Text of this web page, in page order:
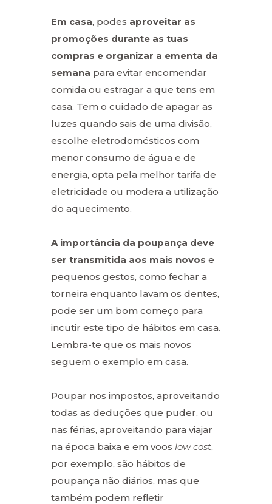
Em casa, podes aproveitar as
promoções durante as tuas
compras e organizar a ementa da
semana para evitar encomendar
comida ou estragar a que tens em
casa. Tem o cuidado de apagar as
luzes quando sais de uma divisão,
escolhe eletrodomésticos com
menor consumo de água e de
energia, opta pela melhor tarifa de
eletricidade ou modera a utilização
do aquecimento.
A importância da poupança deve
ser transmitida aos mais novos e
pequenos gestos, como fechar a
torneira enquanto lavam os dentes,
pode ser um bom começo para
incutir este tipo de hábitos em casa.
Lembra-te que os mais novos
seguem o exemplo em casa.
Poupar nos impostos, aproveitando
todas as deduções que puder, ou
nas férias, aproveitando para viajar
na época baixa e em voos low cost,
por exemplo, são hábitos de
poupança não diários, mas que
também podem refletir